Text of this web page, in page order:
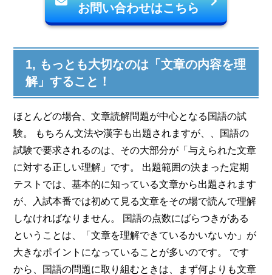
お問い合わせはこちら
1, もっとも大切なのは「文章の内容を理
解」すること！
ほとんどの場合、文章読解問題が中心となる国語の試
験。 もちろん文法や漢字も出題されますが、、国語の
試験で要求されるのは、その大部分が「与えられた文章
に対する正しい理解」です。 出題範囲の決まった定期
テストでは、基本的に知っている文章から出題されます
が、入試本番では初めて見る文章をその場で読んで理解
しなければなりません。 国語の点数にばらつきがある
ということは、「文章を理解できているかいないか」が
大きなポイントになっていることが多いのです。 です
から、国語の問題に取り組むときは、まず何よりも文章